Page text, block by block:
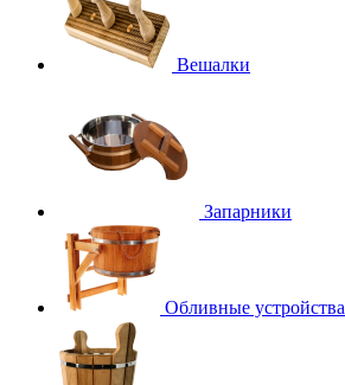
Вешалки
Запарники
Обливные устройства